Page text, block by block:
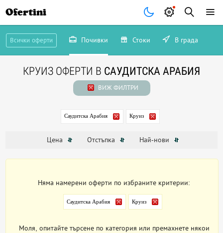
Ofertini
Всички оферти Почивки Стоки В града
КРУИЗ ОФЕРТИ В САУДИТСКА АРАБИЯ
ВИЖ ФИЛТРИ
Саудитска Арабия Круиз
Цена Отстъпка Най-нови
Няма намерени оферти по избраните критерии:
Саудитска Арабия Круиз
Моля, опитайте търсене по категория или премахнете някои